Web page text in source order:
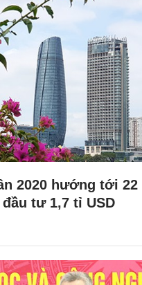
2020 hướng tới 22
tư 1,7 tỉ USD